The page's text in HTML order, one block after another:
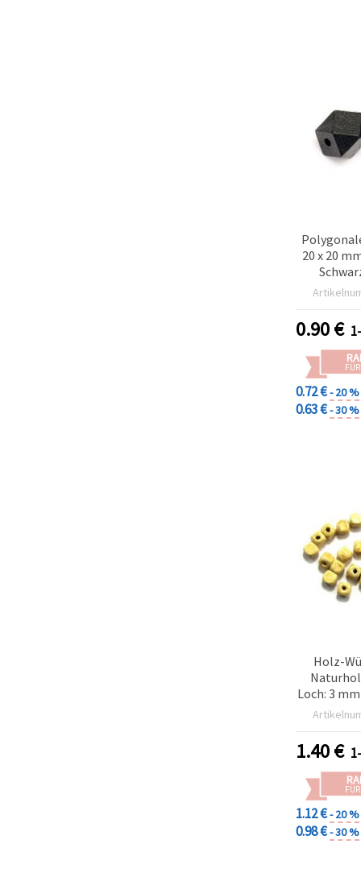
20 x 20
0.90€
0.72 €- 20 %
0.63 €- 30 %
Holz-
Loch: 3
1.40€
1.12 €- 20 %
0.98 €- 30 %